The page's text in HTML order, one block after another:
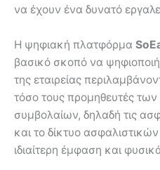
να έχουν ένα δυνατό
Η ψηφιακή πλατφόρμα
βασικό σκοπό να
της εταιρείας
τόσο τους προμηθευτές
συμβολαίων, δηλαδή τις
και το δίκτυο
ιδιαίτερη έμφαση και